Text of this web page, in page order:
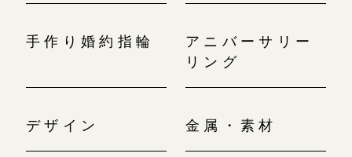
手作り婚約指輪
アニバーサリー
リング
デザイン 金属・素材